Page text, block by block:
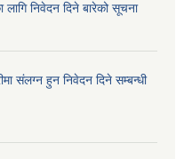
लागि निवेदन दिने बारेको सूचना
संलग्न हुन निवेदन दिने सम्बन्धी